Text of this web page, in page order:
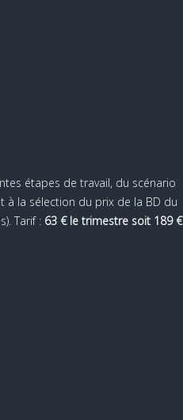
étapes de travail, du scénario
à la sélection du prix de la BD du
Tarif : 63 € le trimestre soit 189 €